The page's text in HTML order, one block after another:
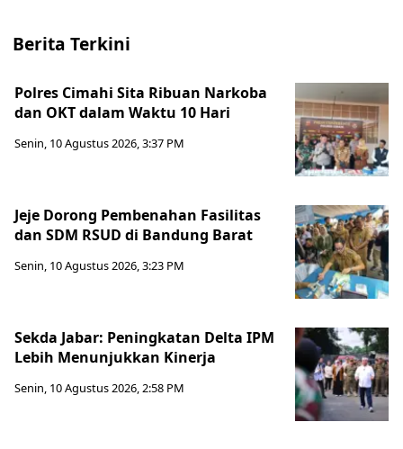
Berita Terkini
Polres Cimahi Sita Ribuan Narkoba
dan OKT dalam Waktu 10 Hari
Senin, 10 Agustus 2026, 3:37 PM
Jeje Dorong Pembenahan Fasilitas
dan SDM RSUD di Bandung Barat
Senin, 10 Agustus 2026, 3:23 PM
Sekda Jabar: Peningkatan Delta IPM
Lebih Menunjukkan Kinerja
Senin, 10 Agustus 2026, 2:58 PM